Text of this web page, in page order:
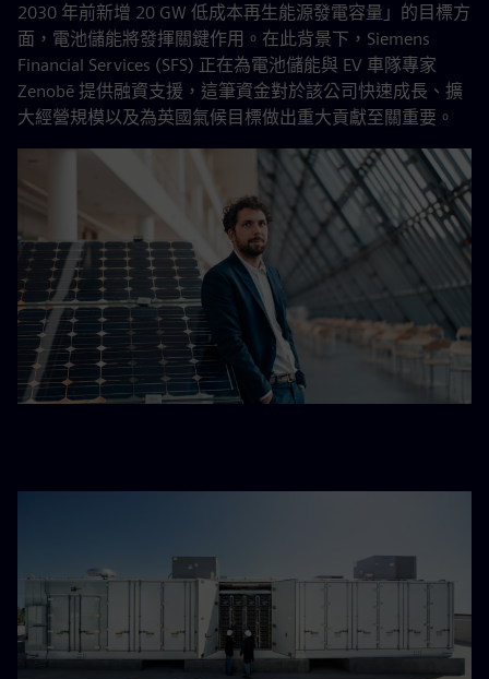
2030 年前新增 20 GW 低成本再生能源發電容量」的目標方
面，電池儲能將發揮關鍵作用。在此背景下，Siemens
Financial Services (SFS) 正在為電池儲能與 EV 車隊專家
Zenobē 提供融資支援，這筆資金對於該公司快速成長、擴
大經營規模以及為英國氣候目標做出重大貢獻至關重要。